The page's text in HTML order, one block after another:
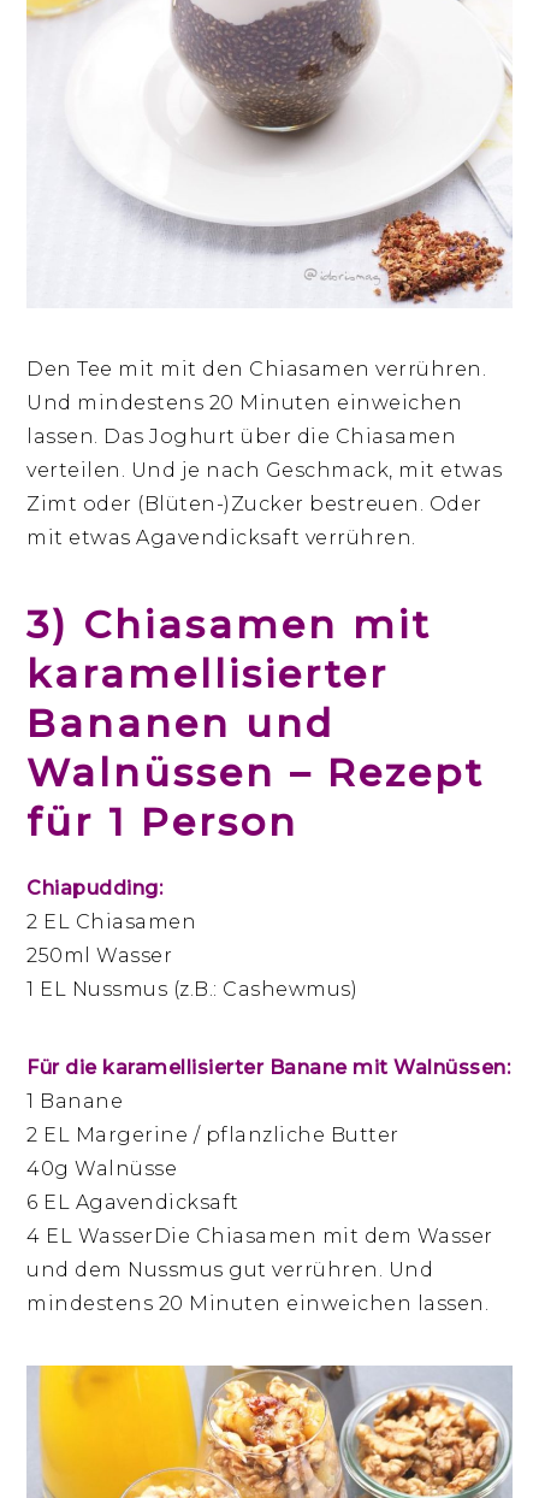
Den Tee mit mit den Chiasamen verrühren.
Und mindestens 20 Minuten einweichen
lassen. Das Joghurt über die Chiasamen
verteilen. Und je nach Geschmack, mit etwas
Zimt oder (Blüten-)Zucker bestreuen. Oder
mit etwas Agavendicksaft verrühren.
3) Chiasamen mit
karamellisierter
Bananen und
Walnüssen – Rezept
für 1 Person
Chiapudding:
2 EL Chiasamen
250ml Wasser
1 EL Nussmus (z.B.: Cashewmus)
Für die karamellisierter Banane mit Walnüssen:
1 Banane
2 EL Margerine / pflanzliche Butter
40g Walnüsse
6 EL Agavendicksaft
4 EL WasserDie Chiasamen mit dem Wasser
und dem Nussmus gut verrühren. Und
mindestens 20 Minuten einweichen lassen.